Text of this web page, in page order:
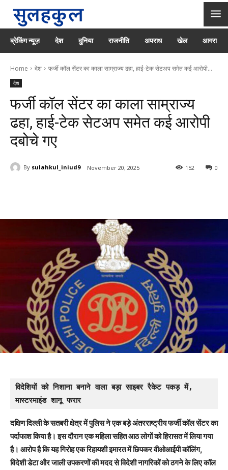
ब्रेकिंग न्यूज़ देश दुनिया राजनीति अपराध खेल आगरा
Home देश फर्जी कॉल सेंटर का काला साम्राज्य ढहा, हाई-टेक सेटअप समेत कई आरोपी...
देश
फर्जी कॉल सेंटर का काला साम्राज्य
ढहा, हाई-टेक सेटअप समेत कई आरोपी
दबोचे गए
By sulahkul_iniud9 November 20, 2025 0
152
विदेशियों को निशाना बनाने वाला बड़ा साइबर रैकेट पकड़ में,
मास्टरमाइंड शानू फरार
दक्षिण दिल्ली के सतबरी क्षेत्र में पुलिस ने एक बड़े अंतरराष्ट्रीय फर्जी कॉल सेंटर का
पर्दाफाश किया है। इस दौरान एक महिला सहित आठ लोगों को हिरासत में लिया गया
है। आरोप है कि यह गिरोह एक रिहायशी इमारत में छिपकर वीओआईपी कॉलिंग,
विदेशी डेटा और जाली उपकरणों की मदद से विदेशी नागरिकों को ठगने के लिए कॉल